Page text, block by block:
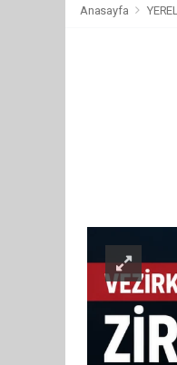
Anasayfa YEREL